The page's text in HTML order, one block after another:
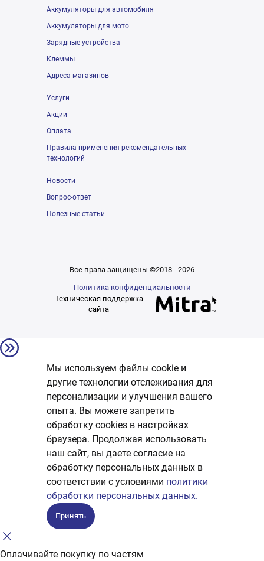
Аккумуляторы для автомобиля
Аккумуляторы для мото
Зарядные устройства
Клеммы
Адреса магазинов
Услуги
Акции
Оплата
Правила применения рекомендательных
технологий
Новости
Вопрос-ответ
Полезные статьи
Все права защищены ©2018 - 2026
Политика конфиденциальности
Техническая поддержка
сайта
Мы используем файлы cookie и
другие технологии отслеживания для
персонализации и улучшения вашего
опыта. Вы можете запретить
обработку сookies в настройках
браузера. Продолжая использовать
наш сайт, вы даете согласие на
обработку персональных данных в
соответствии с условиями политики
обработки персональных данных.
Принять
Оплачивайте покупку по частям